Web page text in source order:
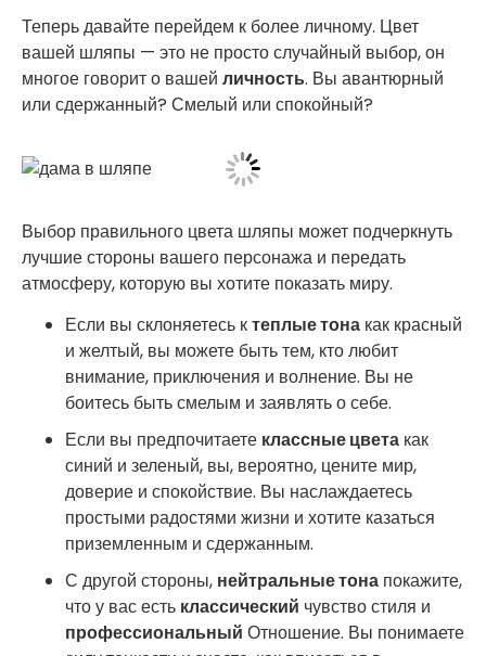
Теперь давайте перейдем к более личному. Цвет
вашей шляпы — это не просто случайный выбор, он
многое говорит о вашей личность. Вы авантюрный
или сдержанный? Смелый или спокойный?
Выбор правильного цвета шляпы может подчеркнуть
лучшие стороны вашего персонажа и передать
атмосферу, которую вы хотите показать миру.
Если вы склоняетесь ктеплые тона как красный
и желтый, вы можете быть тем, кто любит
внимание, приключения и волнение. Вы не
боитесь быть смелым и заявлять о себе.
Если вы предпочитаете классные цвета как
синий и зеленый, вы, вероятно, цените мир,
доверие и спокойствие. Вы наслаждаетесь
простыми радостями жизни и хотите казаться
приземленным и сдержанным.
С другой стороны, нейтральные тона покажите,
что у вас есть классический чувство стиля и
профессиональный Отношение. Вы понимаете